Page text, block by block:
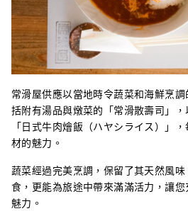
常滑屋供應以當地時令蔬菜和海鮮烹
括附有湯品與燉菜的「常滑散壽司」
「日式牛肉燴飯（ハヤシライス）」
材的魅力。
蔬菜經過完美烹調，保留了其天然風
食，更能為旅途中帶來滿滿活力，讓
魅力。